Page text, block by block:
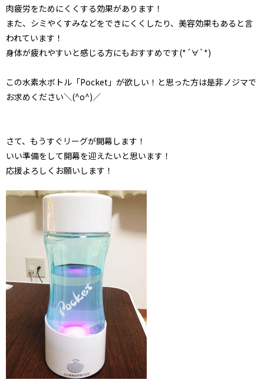
肉疲労をためにくくする効果があります！
また、シミやくすみなどをできにくくしたり、美容効果もあると言
われています！
身体が疲れやすいと感じる方にもおすすめです(*´∀`*)
この水素水ボトル「Pocket」が欲しい！と思った方は是非ノジマで
お求めください＼(^o^)／
さて、もうすぐリーグが開幕します！
いい準備をして開幕を迎えたいと思います！
応援よろしくお願いします！